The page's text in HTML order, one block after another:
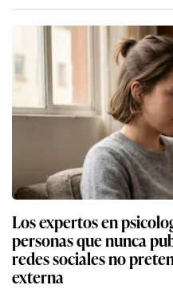
Los expertos en
personas que nunca
redes sociales no
externa